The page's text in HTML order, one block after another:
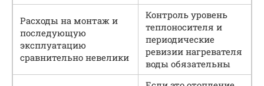
Расходы на монтаж и
последующую
эксплуатацию
сравнительно невелики
Контроль уровень
теплоносителя и
периодические
ревизии нагревателя
воды обязательны